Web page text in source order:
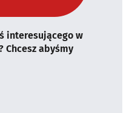
interesującego w
Chcesz abyśmy